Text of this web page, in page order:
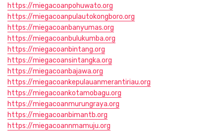
https://miegacoanpohuwato.org
https://miegacoanpulautokongboro.org
https://miegacoanbanyumas.org
https://miegacoanbulukumba.org
https://miegacoanbintang.org
https://miegacoansintangka.org
https://miegacoanbajawa.org
https://miegacoankepulauanmerantiriau.org
https://miegacoankotamobagu.org
https://miegacoanmurungraya.org
https://miegacoanbimantb.org
https://miegacoannmamuju.org